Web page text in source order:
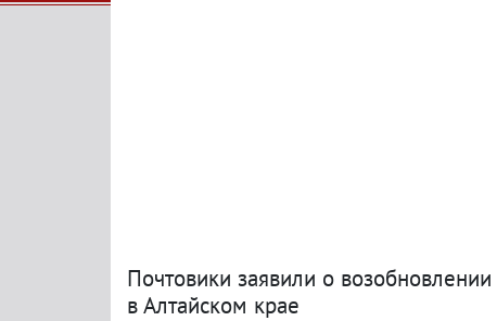
Почтовики заявили о
в Алтайском крае